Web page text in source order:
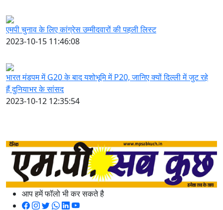
एमपी चुनाव के लिए कांग्रेस उम्मीदवारों की पहली लिस्ट
2023-10-15 11:46:08
भारत मंडपम में G20 के बाद यशोभूमि में P20, जानिए क्यों दिल्ली में जुट रहे
हैं दुनियाभर के सांसद
2023-10-12 12:35:54
आप हमें फॉलो भी कर सकते है